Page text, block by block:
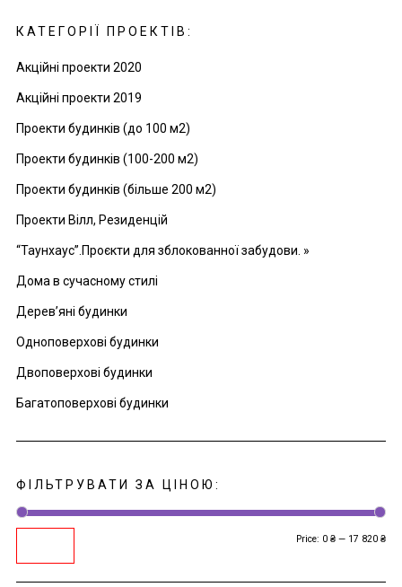
КАТЕГОРІЇ ПРОЕКТІВ:
Акційні проекти 2020
Акційні проекти 2019
Проекти будинків (до 100 м2)
Проекти будинків (100-200 м2)
Проекти будинків (більше 200 м2)
Проекти Вілл, Резиденцій
“Таунхаус”.Проєкти для зблокованної забудови. »
Дома в сучасному стилі
Дерев’яні будинки
Одноповерхові будинки
Двоповерхові будинки
Багатоповерхові будинки
ФІЛЬТРУВАТИ ЗА ЦІНОЮ:
Price: 0 ₴ — 17 820 ₴